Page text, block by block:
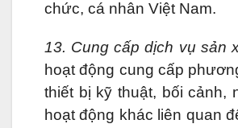
chức, cá nhân Việt Nam.
13. Cung cấp dịch vụ sản
hoạt động cung cấp
thiết bị kỹ thuật, bối cảnh,
hoạt động khác liên quan